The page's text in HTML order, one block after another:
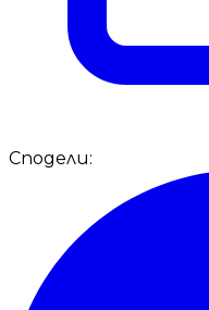
Сподели: